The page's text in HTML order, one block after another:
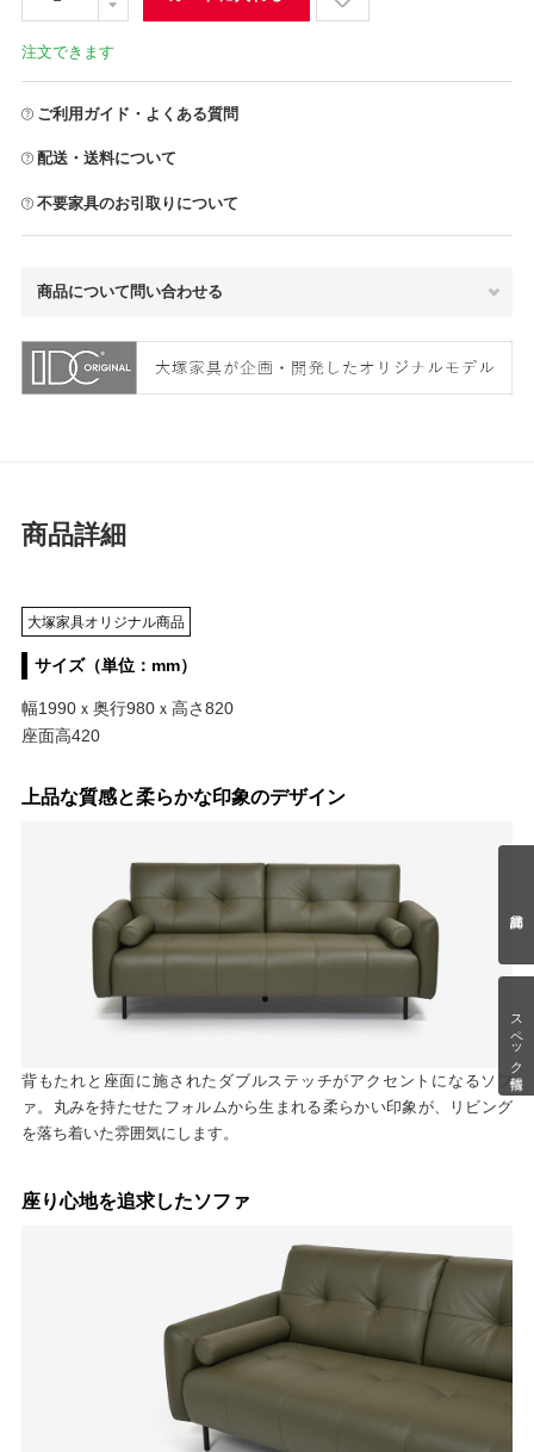
スペック情報
注文できます
ご利用ガイド・よくある質問
配送・送料について
不要家具のお引取りについて
商品について問い合わせる
商品詳細
大塚家具オリジナル商品
サイズ（単位：mm）
幅1990ｘ奥行980ｘ高さ820
座面高420
上品な質感と柔らかな印象のデザイン
背もたれと座面に施されたダブルステッチがアクセントになるソフ
ァ。丸みを持たせたフォルムから生まれる柔らかい印象が、リビング
を落ち着いた雰囲気にします。
座り心地を追求したソファ